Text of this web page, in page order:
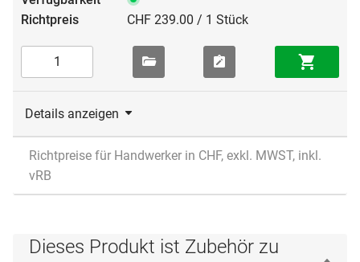
CHF 239.00 / 1 Stück
Details anzeigen
Richtpreise für Handwerker in CHF, exkl. MWST, inkl.
vRB
Dieses Produkt ist Zubehör zu